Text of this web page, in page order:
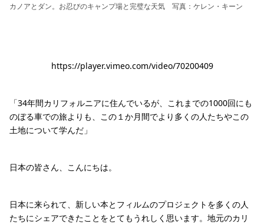
カノアとダン。お忍びのキャンプ場と完璧な天気 写真：ケレン・キーン
https://player.vimeo.com/video/70200409
「34年間カリフォルニアに住んでいるが、これまでの1000回にも
のぼる車での旅よりも、この１か月間でより多くの人たちやこの
土地について学んだ」
日本の皆さん、こんにちは。
日本に来られて、新しい本とフィルムのプロジェクトを多くの人
たちにシェアできたことをとてもうれしく思います。地元のカリ